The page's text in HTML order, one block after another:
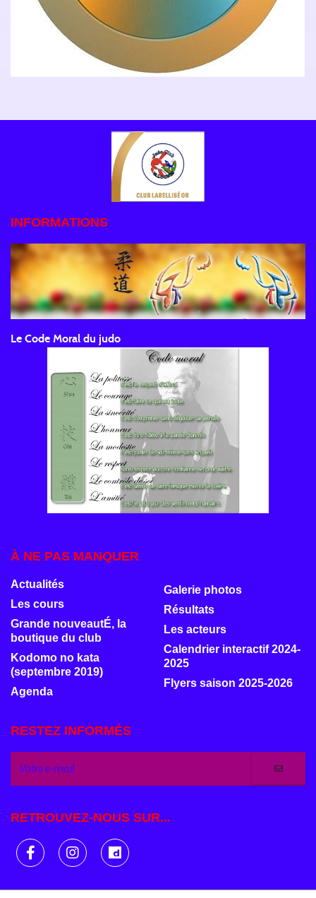
INFORMATIONS
Le Code Moral du judo
À NE PAS MANQUER
Actualités
Les cours
Grande nouveautÉ, la
boutique du club
Kodomo no kata
(septembre 2019)
Agenda
Galerie photos
Résultats
Les acteurs
Calendrier interactif 2024-
2025
Flyers saison 2025-2026
RESTEZ INFORMÉS
RETROUVEZ-NOUS SUR...